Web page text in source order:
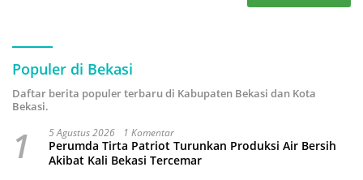
Populer di Bekasi
Daftar berita populer terbaru di Kabupaten Bekasi dan Kota
Bekasi.
1 5 Agustus 2026 1 Komentar
Perumda Tirta Patriot Turunkan Produksi Air Bersih
Akibat Kali Bekasi Tercemar